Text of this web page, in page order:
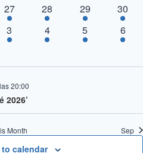
1
evento
27
1
evento
28
2
eventos
29
2
30
1
evento
3
1
evento
4
1
evento
5
1
6
20:00
2026’
Month Sep
calendar